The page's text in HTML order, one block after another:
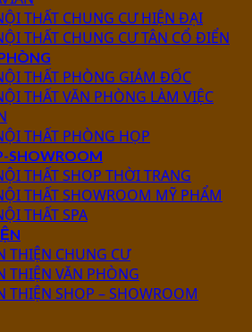
THẤT CHUNG CƯ HIỆN ĐẠI
THẤT CHUNG CƯ TÂN CỔ ĐIỂN
THẤT PHÒNG GIÁM ĐỐC
THẤT VĂN PHÒNG LÀM VIỆC
THẤT PHÒNG HỌP
SHOWROOM
THẤT SHOP THỜI TRANG
THẤT SHOWROOM MỸ PHẨM
THẤT SPA
THIỆN CHUNG CƯ
THIỆN VĂN PHÒNG
THIỆN SHOP – SHOWROOM